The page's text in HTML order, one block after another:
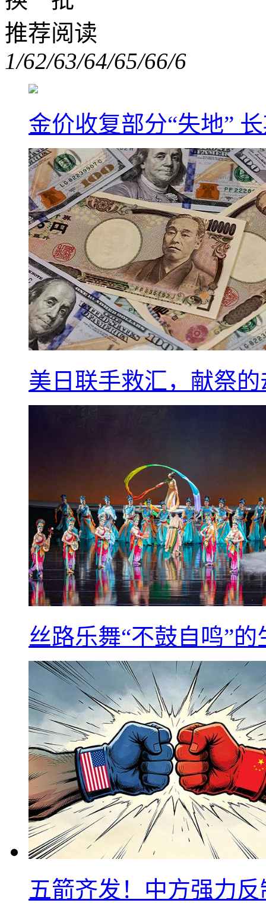
推荐阅读
1/62/63/64/65/66/6
金价收复部分“失地”
美日联手救汇，献祭
丝路乐舞“不鼓自鸣”
五箭齐发！中方强力